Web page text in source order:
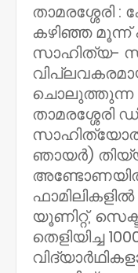
താമരശ്ശേരി
കഴിഞ്ഞ മൂന്ന്
സാഹിത്യ-
ചൊലുത്തുന്ന
താമരശ്ശേരി
ഞായര്‍)
യൂണിറ്റ്,
തെളിയിച്ച